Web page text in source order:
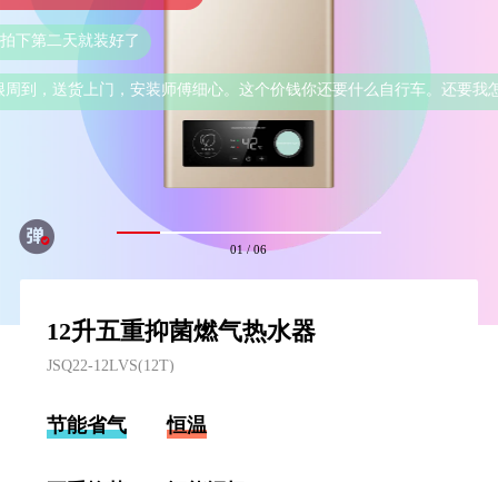
细心。这个价钱你还要什么自行车。还要我怎么夸
01/06
12升五重抑菌燃气热水器
JSQ22-12LVS(12T)
节能省气 恒温